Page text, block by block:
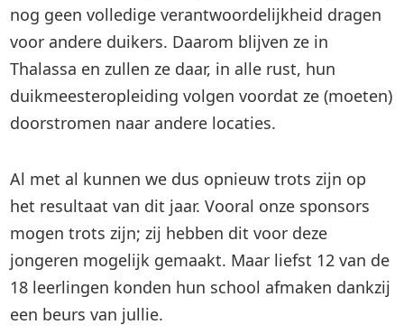
nog geen volledige verantwoordelijkheid dragen
voor andere duikers. Daarom blijven ze in
Thalassa en zullen ze daar, in alle rust, hun
duikmeesteropleiding volgen voordat ze (moeten)
doorstromen naar andere locaties.
Al met al kunnen we dus opnieuw trots zijn op
het resultaat van dit jaar. Vooral onze sponsors
mogen trots zijn; zij hebben dit voor deze
jongeren mogelijk gemaakt. Maar liefst 12 van de
18 leerlingen konden hun school afmaken dankzij
een beurs van jullie.